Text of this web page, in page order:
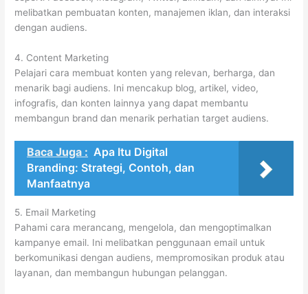
melibatkan pembuatan konten, manajemen iklan, dan interaksi
dengan audiens.
4. Content Marketing
Pelajari cara membuat konten yang relevan, berharga, dan
menarik bagi audiens. Ini mencakup blog, artikel, video,
infografis, dan konten lainnya yang dapat membantu
membangun brand dan menarik perhatian target audiens.
Baca Juga : Apa Itu Digital
Branding: Strategi, Contoh, dan
Manfaatnya
5. Email Marketing
Pahami cara merancang, mengelola, dan mengoptimalkan
kampanye email. Ini melibatkan penggunaan email untuk
berkomunikasi dengan audiens, mempromosikan produk atau
layanan, dan membangun hubungan pelanggan.